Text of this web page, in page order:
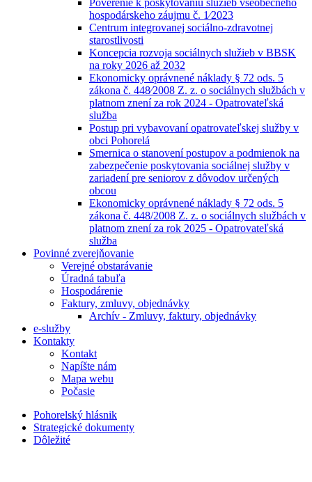
Poverenie k poskytovaniu služieb všeobecného
hospodárskeho záujmu č. 1⁄2023
Centrum integrovanej sociálno-zdravotnej
starostlivosti
Koncepcia rozvoja sociálnych služieb v BBSK
na roky 2026 až 2032
Ekonomicky oprávnené náklady § 72 ods. 5
zákona č. 448⁄2008 Z. z. o sociálnych službách v
platnom znení za rok 2024 - Opatrovateľská
služba
Postup pri vybavovaní opatrovateľskej služby v
obci Pohorelá
Smernica o stanovení postupov a podmienok na
zabezpečenie poskytovania sociálnej služby v
zariadení pre seniorov z dôvodov určených
obcou
Ekonomicky oprávnené náklady § 72 ods. 5
zákona č. 448/2008 Z. z. o sociálnych službách v
platnom znení za rok 2025 - Opatrovateľská
služba
Povinné zverejňovanie
Verejné obstarávanie
Úradná tabuľa
Hospodárenie
Faktury, zmluvy, objednávky
Archív - Zmluvy, faktury, objednávky
e-služby
Kontakty
Kontakt
Napíšte nám
Mapa webu
Počasie
Pohorelský hlásnik
Strategické dokumenty
Dôležité